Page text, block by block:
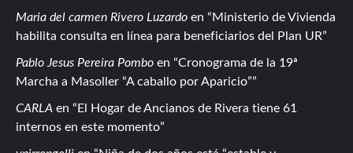
Maria del carmen Rivero Luzardo en
Ministerio de Vivienda
habilita consulta en línea para beneficiarios del Plan UR
Pablo Jesus Pereira Pombo en
Cronograma de la 19ª
Marcha a Masoller “A caballo por Aparicio”
CARLA en
El Hogar de Ancianos de Rivera tiene 61
internos en este momento